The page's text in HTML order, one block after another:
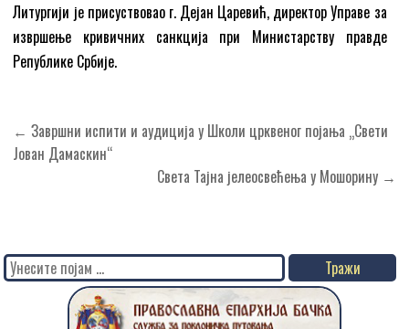
Литургији је присуствовао г. Дејан Царевић, директор Управе за
извршење кривичних санкција при Министарству правде
Републике Србије.
Кретање
чланка
← Завршни испити и аудиција у Школи црквеног појања „Свети
Јован Дамаскин“
Света Тајна јелеосвећења у Мошорину →
Search
for: